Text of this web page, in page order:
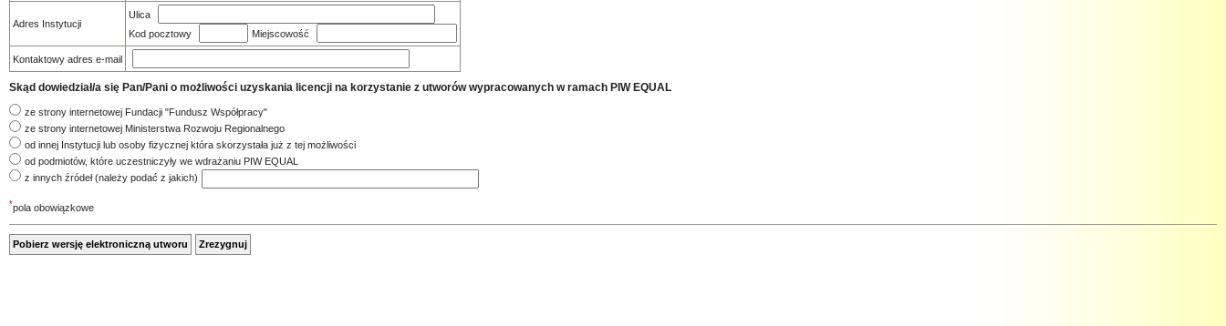
Adres Instytucji
Ulica
Kod pocztowy
Miejscowość
Kontaktowy adres e-mail
Skąd dowiedział/a się Pan/Pani o możliwości uzyskania licencji na korzystanie z utworów wypracowanych w ramach PIW EQUAL
ze strony internetowej Fundacji "Fundusz Współpracy"
ze strony internetowej Ministerstwa Rozwoju Regionalnego
od innej Instytucji lub osoby fizycznej która skorzystała już z tej możliwości
od podmiotów, które uczestniczyły we wdrażaniu PIW EQUAL
z innych źródeł (należy podać z jakich)
*pola obowiązkowe